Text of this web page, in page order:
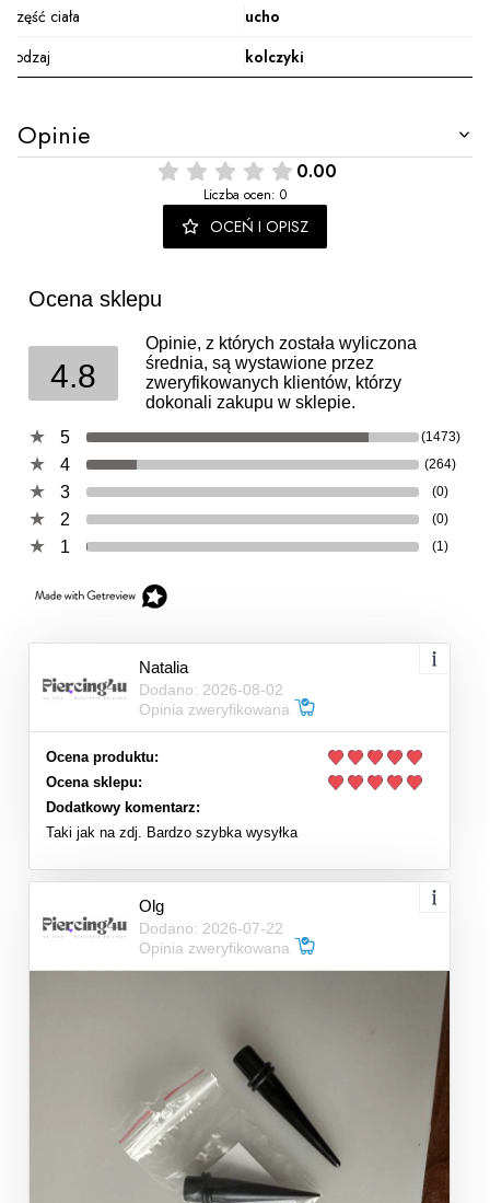
Część ciała
ucho
Rodzaj
kolczyki
Opinie
0.00
Liczba ocen: 0
OCEŃ I OPISZ
Ocena sklepu
4.8
Opinie, z których została wyliczona
średnia, są wystawione przez
zweryfikowanych klientów, którzy
dokonali zakupu w sklepie.
5
(1473)
4 (264)
3 (0)
2 (0)
1 (1)
Natalia
Dodano: 2026-08-02
Opinia zweryfikowana
Ocena produktu:
Ocena sklepu:
Dodatkowy komentarz:
Taki jak na zdj. Bardzo szybka wysyłka
Olg
Dodano: 2026-07-22
Opinia zweryfikowana